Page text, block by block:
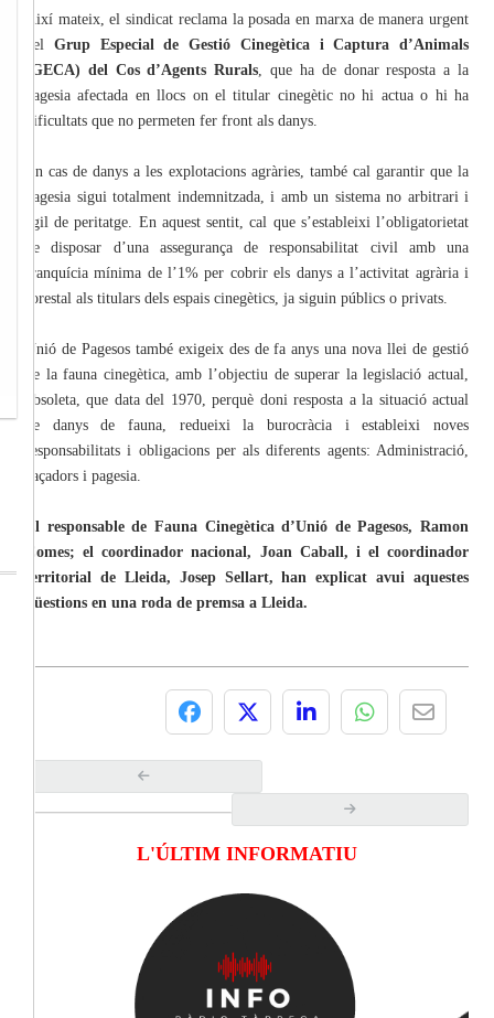
Així mateix, el sindicat reclama la posada en marxa de manera urgent
del Grup Especial de Gestió Cinegètica i Captura d’Animals
(GECA) del Cos d’Agents Rurals, que ha de donar resposta a la
pagesia afectada en llocs on el titular cinegètic no hi actua o hi ha
dificultats que no permeten fer front als danys.
En cas de danys a les explotacions agràries, també cal garantir que la
pagesia sigui totalment indemnitzada, i amb un sistema no arbitrari i
àgil de peritatge. En aquest sentit, cal que s’estableixi l’obligatorietat
de disposar d’una assegurança de responsabilitat civil amb una
franquícia mínima de l’1% per cobrir els danys a l’activitat agrària i
forestal als titulars dels espais cinegètics, ja siguin públics o privats.
Unió de Pagesos també exigeix des de fa anys una nova llei de gestió
de la fauna cinegètica, amb l’objectiu de superar la legislació actual,
obsoleta, que data del 1970, perquè doni resposta a la situació actual
de danys de fauna, redueixi la burocràcia i estableixi noves
responsabilitats i obligacions per als diferents agents: Administració,
caçadors i pagesia.
El responsable de Fauna Cinegètica d’Unió de Pagesos, Ramon
Comes; el coordinador nacional, Joan Caball, i el coordinador
territorial de Lleida, Josep Sellart, han explicat avui aquestes
qüestions en una roda de premsa a Lleida.
L'ÚLTIM INFORMATIU